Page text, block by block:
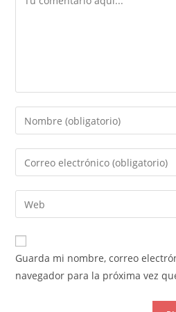
Introduce
tu
nombre
de
usuario
para
comentar
Introduce
tu
dirección
de
electrónico
para
comentar
Introduce
la
URL
de
Guarda mi nombre, correo
navegador para la próxima vez